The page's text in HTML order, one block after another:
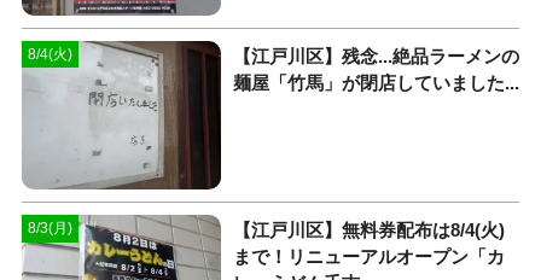
8/4(火)
【江戸川区】残念...絶品ラーメンの
麺屋「竹馬」が閉店していました...
8/3(月)
【江戸川区】無料券配布は8/4(火)
まで！リニューアルオープン「カ